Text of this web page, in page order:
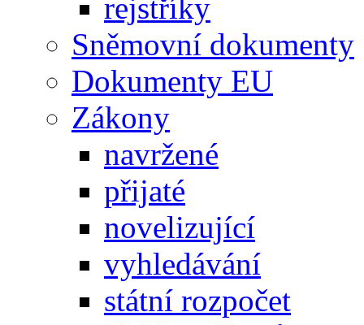
rejstříky
Sněmovní dokumenty
Dokumenty EU
Zákony
navržené
přijaté
novelizující
vyhledávání
státní rozpočet